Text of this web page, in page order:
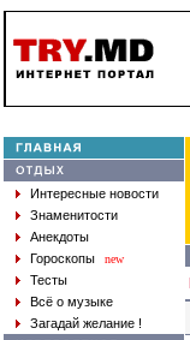
Интересные новости
Знаменитости
Анекдоты
Гороскопы
new
Тесты
Всё о музыке
Загадай желание !